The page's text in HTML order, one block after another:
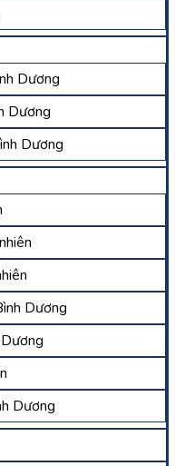
Dương
Dương
Dương
Dương
Dương